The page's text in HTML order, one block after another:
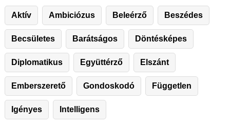
Aktív Ambiciózus Beleérző Beszédes
Becsületes Barátságos Döntésképes
Diplomatikus Együttérző Elszánt
Emberszerető Gondoskodó Független
Igényes Intelligens